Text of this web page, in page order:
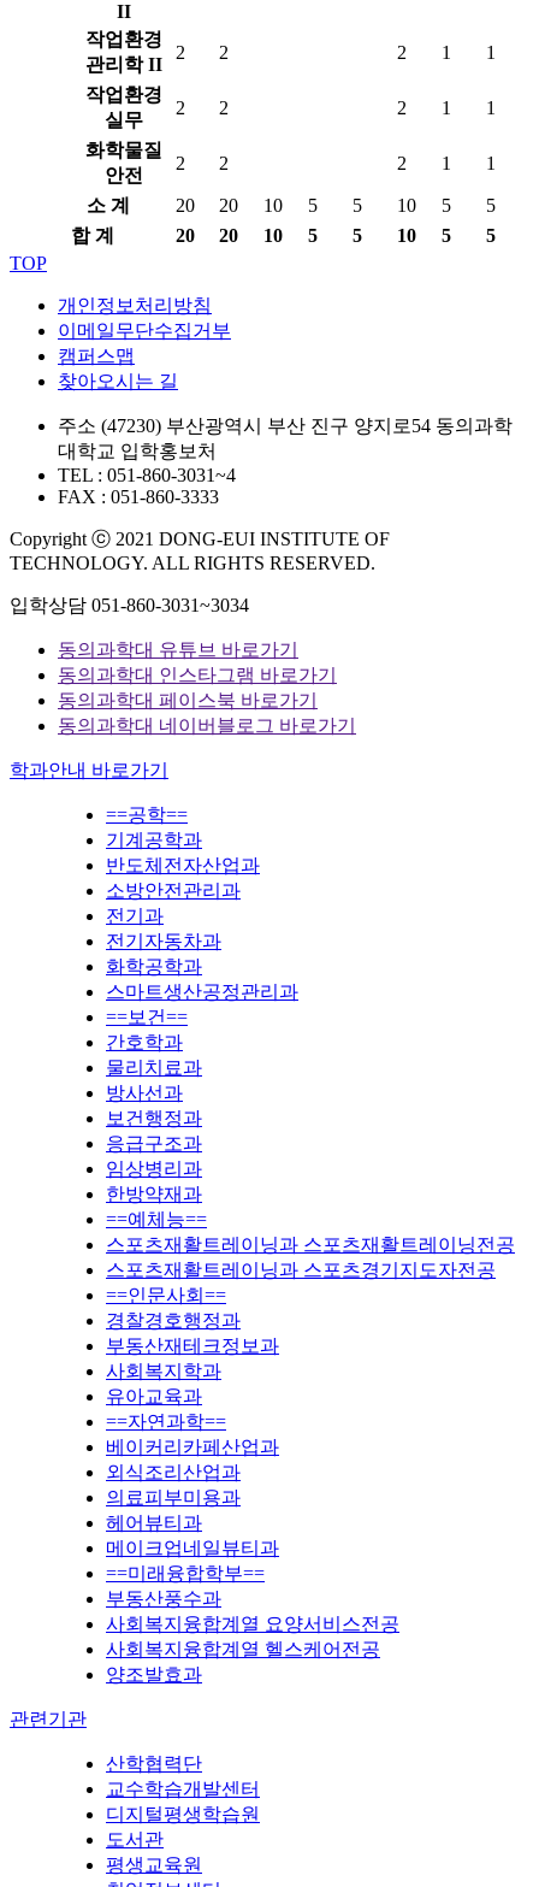
II
작업환경
관리학 II
2 2 2 1 1
작업환경
실무
2 2 2 1 1
화학물질
안전
2 2 2 1 1
소 계 20 20 10 5 5 10 5
5
합 계
20 20 10 5 5 10 5
5
TOP
개인정보처리방침
이메일무단수집거부
캠퍼스맵
찾아오시는 길
주소 (47230) 부산광역시 부산 진구 양지로54 동의과학
대학교 입학홍보처
TEL : 051-860-3031~4
FAX : 051-860-3333
Copyright ⓒ 2021 DONG-EUI INSTITUTE OF
TECHNOLOGY. ALL RIGHTS RESERVED.
입학상담 051-860-3031~3034
동의과학대 유튜브 바로가기
동의과학대 인스타그램 바로가기
동의과학대 페이스북 바로가기
동의과학대 네이버블로그 바로가기
학과안내 바로가기
==공학==
기계공학과
반도체전자산업과
소방안전관리과
전기과
전기자동차과
화학공학과
스마트생산공정관리과
==보건==
간호학과
물리치료과
방사선과
보건행정과
응급구조과
임상병리과
한방약재과
==예체능==
스포츠재활트레이닝과 스포츠재활트레이닝전공
스포츠재활트레이닝과 스포츠경기지도자전공
==인문사회==
경찰경호행정과
부동산재테크정보과
사회복지학과
유아교육과
==자연과학==
베이커리카페산업과
외식조리산업과
의료피부미용과
헤어뷰티과
메이크업네일뷰티과
==미래융합학부==
부동산풍수과
사회복지융합계열 요양서비스전공
사회복지융합계열 헬스케어전공
양조발효과
관련기관
산학협력단
교수학습개발센터
디지털평생학습원
도서관
평생교육원